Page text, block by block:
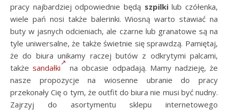
pracy najbardziej odpowiednie będą szpilkilub czółenka,
wiele pań nosi także balerinki. Wiosną warto stawiać na
buty w jasnych odcieniach, ale czarne lub granatowe są na
tyle uniwersalne, że także świetnie się sprawdzą. Pamiętaj,
że do biura unikamy raczej butów z odkrytymi palcami,
takżesandałki
na obcasie odpadają. Mamy nadzieję, że
nasze propozycje na wiosenne ubranie do pracy
przekonały Cię o tym, że outfit do biura nie musi być nudny.
Zajrzyj do asortymentu sklepu internetowego